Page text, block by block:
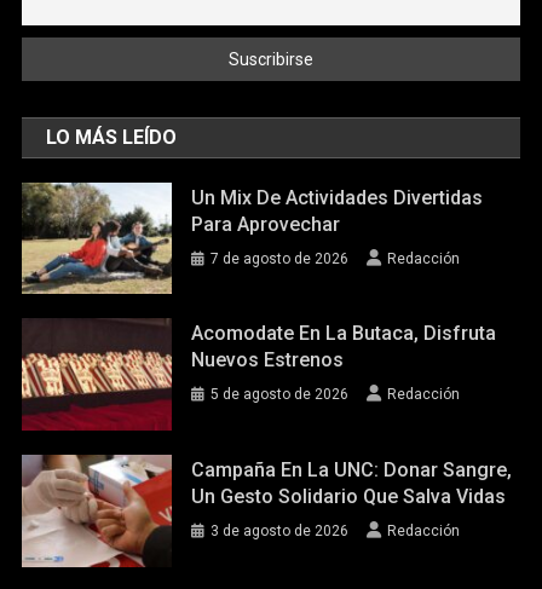
LO MÁS LEÍDO
Un Mix De Actividades Divertidas
Para Aprovechar
7 de agosto de 2026 Redacción
Acomodate En La Butaca, Disfruta
Nuevos Estrenos
5 de agosto de 2026 Redacción
Campaña En La UNC: Donar Sangre,
Un Gesto Solidario Que Salva Vidas
3 de agosto de 2026 Redacción